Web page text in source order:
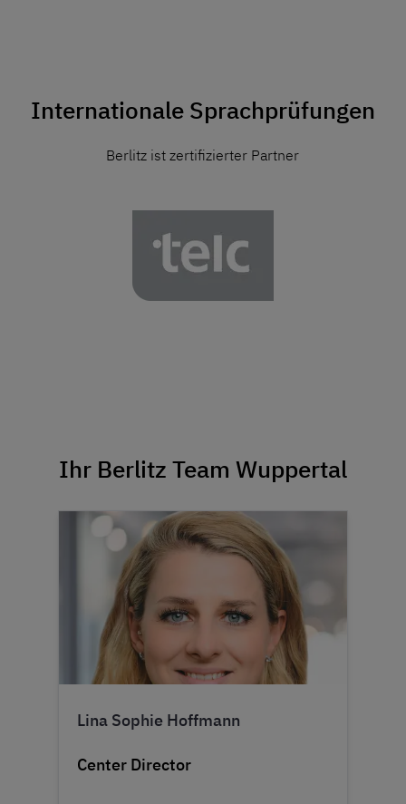
Internationale Sprachprüfungen
Berlitz ist zertifizierter Partner
Ihr Berlitz Team Wuppertal
Lina Sophie Hoffmann
Center Director